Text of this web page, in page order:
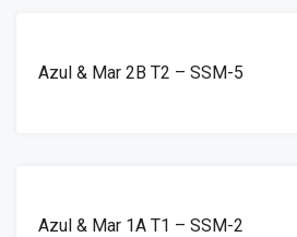
Azul & Mar 2B T2 – SSM-5
Azul & Mar 1A T1 – SSM-2